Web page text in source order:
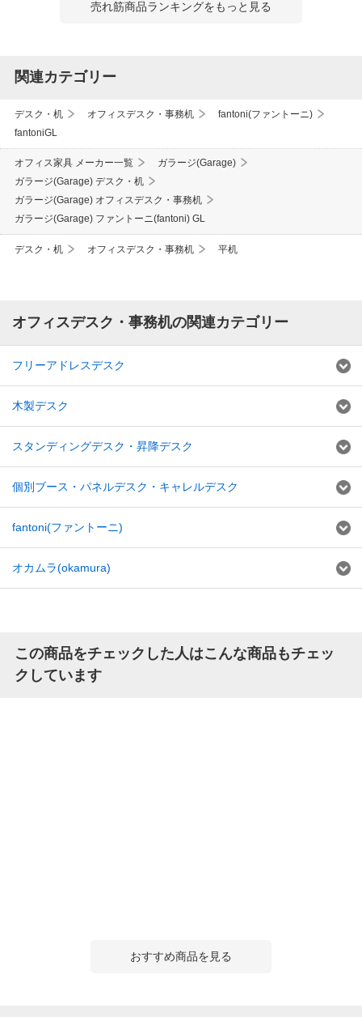
売れ筋商品ランキングをもっと見る
関連カテゴリー
デスク・机 オフィスデスク・事務机
fantoni(ファントーニ)
fantoniGL
オフィス家具 メーカー一覧
ガラージ(Garage)
ガラージ(Garage) デスク・机
ガラージ(Garage) オフィスデスク・事務机
ガラージ(Garage) ファントーニ(fantoni) GL
デスク・机 オフィスデスク・事務机 平机
オフィスデスク・事務机の関連カテゴリー
フリーアドレスデスク
木製デスク
スタンディングデスク・昇降デスク
個別ブース・パネルデスク・キャレルデスク
fantoni(ファントーニ)
オカムラ(okamura)
この商品をチェックした人はこんな商品もチェッ
クしています
おすすめ商品を見る